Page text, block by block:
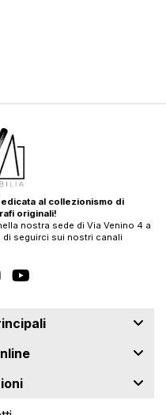
al collezionismo di
originali!
nostra sede di Via Venino 4 a
seguirci sui nostri canali